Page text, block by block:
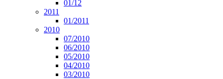
01/12
2011
01/2011
2010
07/2010
06/2010
05/2010
04/2010
03/2010